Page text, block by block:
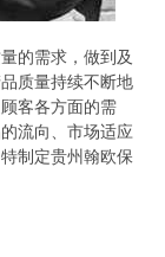
的需求，做到及
质量持续不断地
客各方面的需
流向、市场适应
制定贵州翰欧保